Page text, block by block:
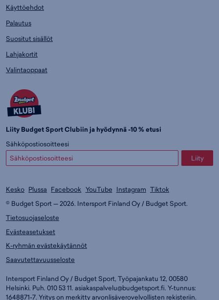
Käyttöehdot
Palautus
Suositut sisällöt
Lahjakortit
Valintaoppaat
Liity Budget Sport Clubiin ja hyödynnä -10 % etusi
Sähköpostiosoitteesi
Liity
Kesko Plussa Facebook YouTube Instagram Tiktok
© Budget Sport — 2026. Intersport Finland Oy / Budget Sport.
Tietosuojaseloste
Evästeasetukset
K-ryhmän evästekäytännöt
Saavutettavuusseloste
Intersport Finland Oy / Budget Sport, Työpajankatu 12, 00580
Helsinki. Puh. 010 53 11. asiakaspalvelu@budgetsport.fi. Y-tunnus:
1648871-7. Yritys on merkitty arvonlisäverovelvollisten rekisteriin.